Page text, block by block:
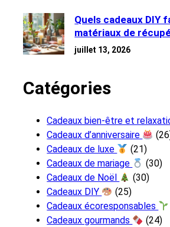
Quels cadeaux DIY
matériaux de
juillet 13, 2026
Catégories
Cadeaux bien-être et
Cadeaux d’anniversaire
Cadeaux de luxe
(21)
Cadeaux de mariage
(30)
Cadeaux de Noël
(30)
Cadeaux DIY
(25)
Cadeaux écoresponsables
Cadeaux gourmands
(24)